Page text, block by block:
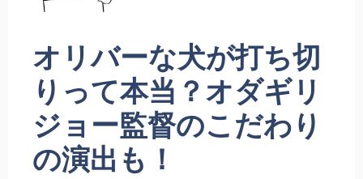
オリバーな犬が打ち切
りって本当？オダギリ
ジョー監督のこだわり
の演出も！